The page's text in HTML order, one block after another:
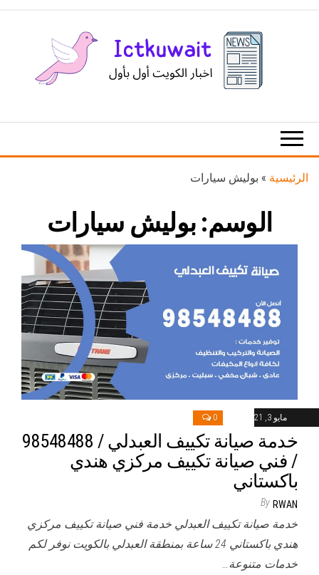
الكويت
الرئيسية » بوليش سيارات
الوسم: بوليش سيارات
مايو 3, 2021 0
خدمة صيانة تكييف العبدلي / 98548488
/ فني صيانة تكييف مركزي هندي
باكستاني
By RWAN
خدمة صيانة تكييف العبدلي خدمة فني صيانة تكييف مركزي
هندي باكستاني 24 ساعة بمنطقة العبدلي بالكويت نوفر لكم
خدمات متنوعة…